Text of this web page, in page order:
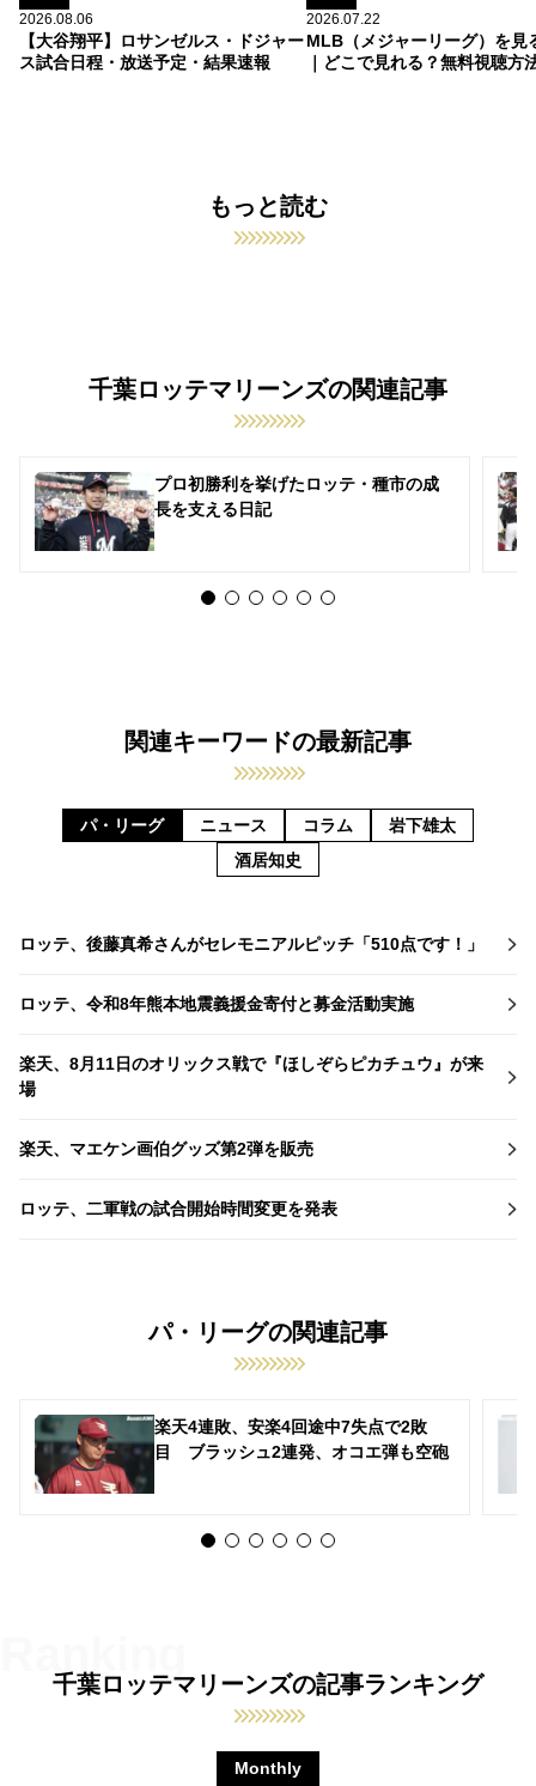
2026.08.06
【大谷翔平】ロサンゼルス・ドジャー
ス試合日程・放送予定・結果速報
2026.07.22
MLB（メジャーリーグ）を見
｜どこで見れる？無料視聴方
もっと読む
千葉ロッテマリーンズの関連記事
プロ初勝利を挙げたロッテ・種市の成
長を支える日記
関連キーワードの最新記事
パ・リーグ ニュース コラム
岩下雄太
酒居知史
ロッテ、後藤真希さんがセレモニアルピッチ「510点です！」
ロッテ、令和8年熊本地震義援金寄付と募金活動実施
楽天、8月11日のオリックス戦で『ほしぞらピカチュウ』が来
場
楽天、マエケン画伯グッズ第2弾を販売
ロッテ、二軍戦の試合開始時間変更を発表
パ・リーグの関連記事
楽天4連敗、安楽4回途中7失点で2敗
目 ブラッシュ2連発、オコエ弾も空砲
千葉ロッテマリーンズの記事ランキング
Monthly